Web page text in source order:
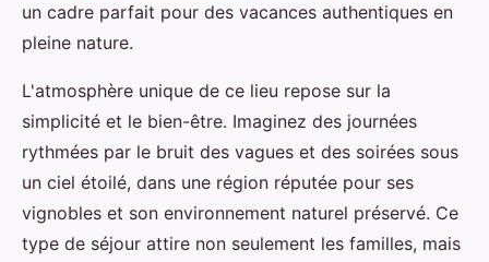
un cadre parfait pour des vacances authentiques en
pleine nature.
L'atmosphère unique de ce lieu repose sur la
simplicité et le bien-être. Imaginez des journées
rythmées par le bruit des vagues et des soirées sous
un ciel étoilé, dans une région réputée pour ses
vignobles et son environnement naturel préservé. Ce
type de séjour attire non seulement les familles, mais